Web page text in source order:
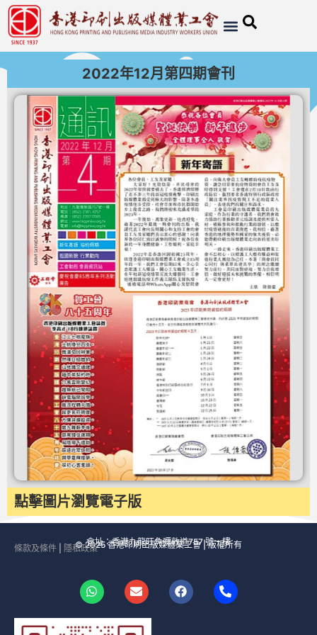
2022年12月第四期會刊
點擊圖片瀏覽電子版
© 2025 香港印刷出版媒體業工會 | 版權所有
會址：香港九龍旺角彌敦道757 號一樓
條款及條件 隱私政策